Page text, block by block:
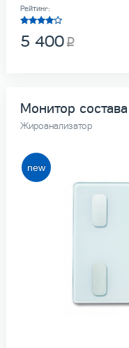
Рейтинг:
5 400
Монитор
Жироанализатор